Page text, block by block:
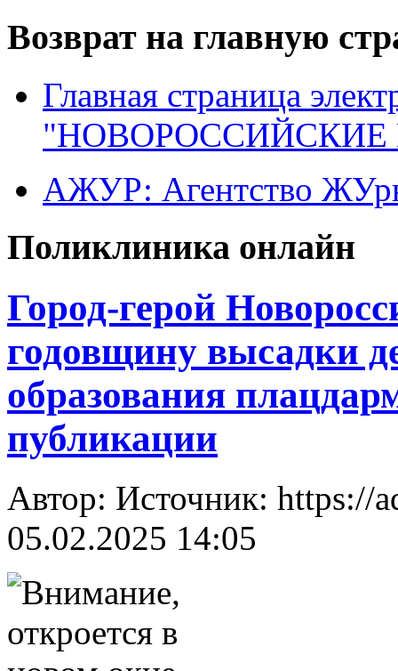
Возврат на главную
Главная страница
"НОВОРОССИЙСКИЕ
АЖУР: Агентство
Поликлиника онлайн
Город-герой
годовщину высадки
образования
публикации
Автор: Источник: https://
05.02.2025 14:05